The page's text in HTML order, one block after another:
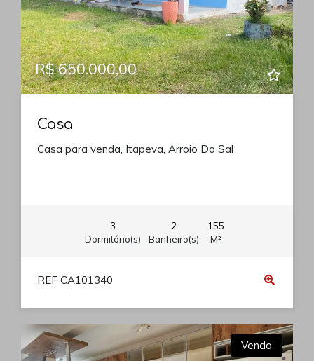
R$ 650.000,00
Casa
Casa para venda, Itapeva, Arroio Do Sal
3
Dormitório(s)
2
Banheiro(s)
155
M²
REF CA101340
Venda